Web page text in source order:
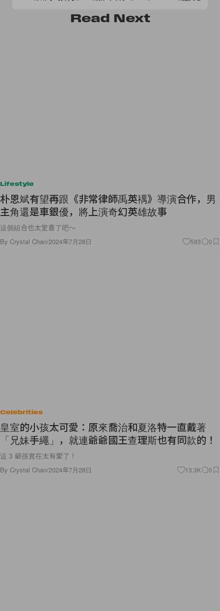
Read Next
Lifestyle
朴恩斌有望再跟《非常律師禹英禑》導演合作，男
主角還是車銀優，將上演奇幻英雄故事
這個組合也太驚喜了吧～
By Crystal Chan/2024年7月28日 593 0
Celebrities
皇室的小孩太可愛：原來喬治和夏洛特一直戴著
「兄妹手繩」，就連爺爺國王查理斯也有同款的！
這 3 爺孫實在太有愛了！
By Crystal Chan/2024年7月28日 13.3K 0